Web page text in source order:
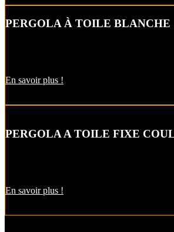
PERGOLA À TOILE BLANCHE
En savoir plus !
PERGOLA A TOILE FIXE
En savoir plus !